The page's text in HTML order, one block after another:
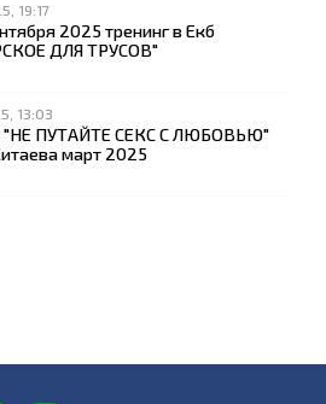
19:17
2025 тренинг в Екб
ДЛЯ ТРУСОВ"
13:03
"НЕ ПУТАЙТЕ СЕКС С ЛЮБОВЬЮ"
март 2025